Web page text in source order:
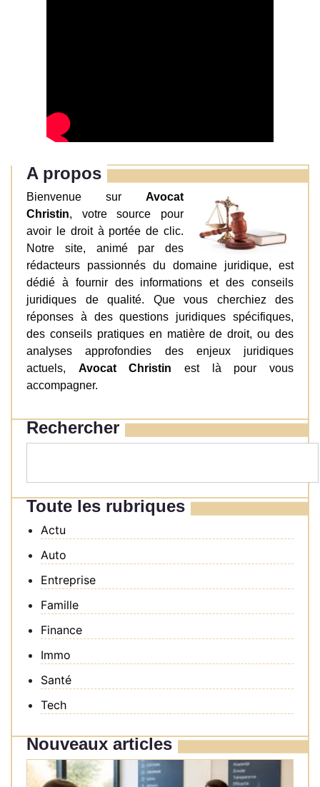
A propos
Bienvenue sur Avocat
Christin, votre source pour
avoir le droit à portée de clic.
Notre site, animé par des
rédacteurs passionnés du domaine juridique, est
dédié à fournir des informations et des conseils
juridiques de qualité. Que vous cherchiez des
réponses à des questions juridiques spécifiques,
des conseils pratiques en matière de droit, ou des
analyses approfondies des enjeux juridiques
actuels, Avocat Christin est là pour vous
accompagner.
Rechercher
Toute les rubriques
Actu
Auto
Entreprise
Famille
Finance
Immo
Santé
Tech
Nouveaux articles